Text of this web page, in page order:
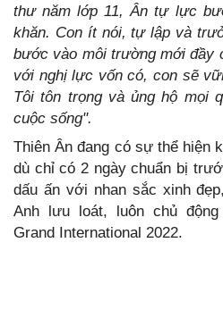
thư năm lớp 11, Ân tự lực
khăn. Con ít nói, tự lập và
bước vào môi trường mới đầy
với nghị lực vốn có, con sẽ
Tôi tôn trọng và ủng hộ mọi
cuộc sống".
Thiên Ân đang có sự thể hiện
dù chỉ có 2 ngày chuẩn bị
dấu ấn với nhan sắc xinh
Anh lưu loát, luôn chủ
Grand International 2022.